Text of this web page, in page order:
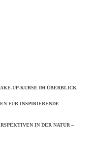
UP-KURSE IM ÜBERBLICK
FÜR INSPIRIERENDE
IN DER NATUR –